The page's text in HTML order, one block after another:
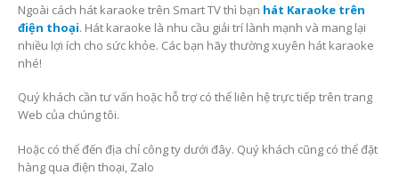
Ngoài cách hát karaoke trên Smart TV thì bạn hát Karaoke trên
điện thoại. Hát karaoke là nhu cầu giải trí lành mạnh và mang lại
nhiều lợi ích cho sức khỏe. Các bạn hãy thường xuyên hát karaoke
nhé!
Quý khách cần tư vấn hoặc hỗ trợ có thể liên hệ trực tiếp trên trang
Web của chúng tôi.
Hoặc có thể đến địa chỉ công ty dưới đây. Quý khách cũng có thể đặt
hàng qua điện thoại, Zalo